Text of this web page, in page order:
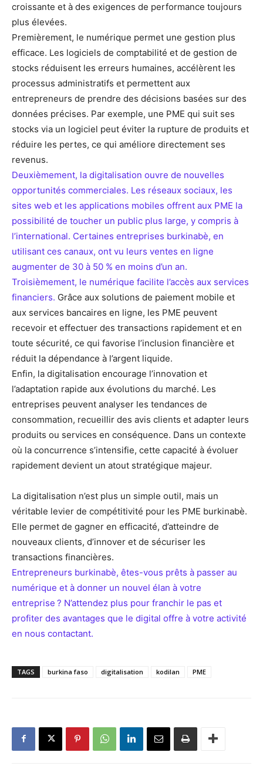
croissante et à des exigences de performance toujours
plus élevées.
Premièrement, le numérique permet une gestion plus
efficace. Les logiciels de comptabilité et de gestion de
stocks réduisent les erreurs humaines, accélèrent les
processus administratifs et permettent aux
entrepreneurs de prendre des décisions basées sur des
données précises. Par exemple, une PME qui suit ses
stocks via un logiciel peut éviter la rupture de produits et
réduire les pertes, ce qui améliore directement ses
revenus.
Deuxièmement, la digitalisation ouvre de nouvelles
opportunités commerciales. Les réseaux sociaux, les
sites web et les applications mobiles offrent aux PME la
possibilité de toucher un public plus large, y compris à
l’international. Certaines entreprises burkinabè, en
utilisant ces canaux, ont vu leurs ventes en ligne
augmenter de 30 à 50 % en moins d’un an.
Troisièmement, le numérique facilite l’accès aux services
financiers. Grâce aux solutions de paiement mobile et
aux services bancaires en ligne, les PME peuvent
recevoir et effectuer des transactions rapidement et en
toute sécurité, ce qui favorise l’inclusion financière et
réduit la dépendance à l’argent liquide.
Enfin, la digitalisation encourage l’innovation et
l’adaptation rapide aux évolutions du marché. Les
entreprises peuvent analyser les tendances de
consommation, recueillir des avis clients et adapter leurs
produits ou services en conséquence. Dans un contexte
où la concurrence s’intensifie, cette capacité à évoluer
rapidement devient un atout stratégique majeur.
La digitalisation n’est plus un simple outil, mais un
véritable levier de compétitivité pour les PME burkinabè.
Elle permet de gagner en efficacité, d’atteindre de
nouveaux clients, d’innover et de sécuriser les
transactions financières.
Entrepreneurs burkinabè, êtes-vous prêts à passer au
numérique et à donner un nouvel élan à votre
entreprise ? N’attendez plus pour franchir le pas et
profiter des avantages que le digital offre à votre activité
en nous contactant.
TAGS burkina faso digitalisation kodilan PME